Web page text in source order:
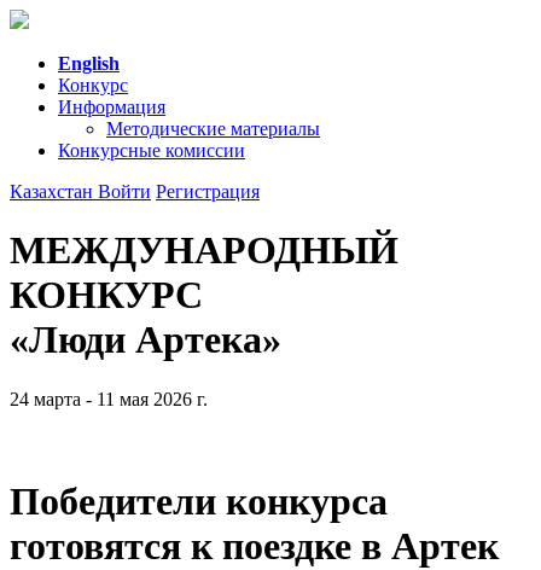
English
Конкурс
Информация
Методические материалы
Конкурсные комиссии
Казахстан Войти Регистрация
МЕЖДУНАРОДНЫЙ
КОНКУРС
«Люди Артека»
24 марта - 11 мая 2026 г.
Победители конкурса
готовятся к поездке в Артек